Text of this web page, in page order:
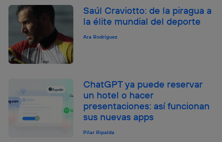
Saúl Craviotto: de la piragua a
la élite mundial del deporte
Ara Rodríguez
ChatGPT ya puede reservar
un hotel o hacer
presentaciones: así funcionan
sus nuevas apps
Pilar Ripalda